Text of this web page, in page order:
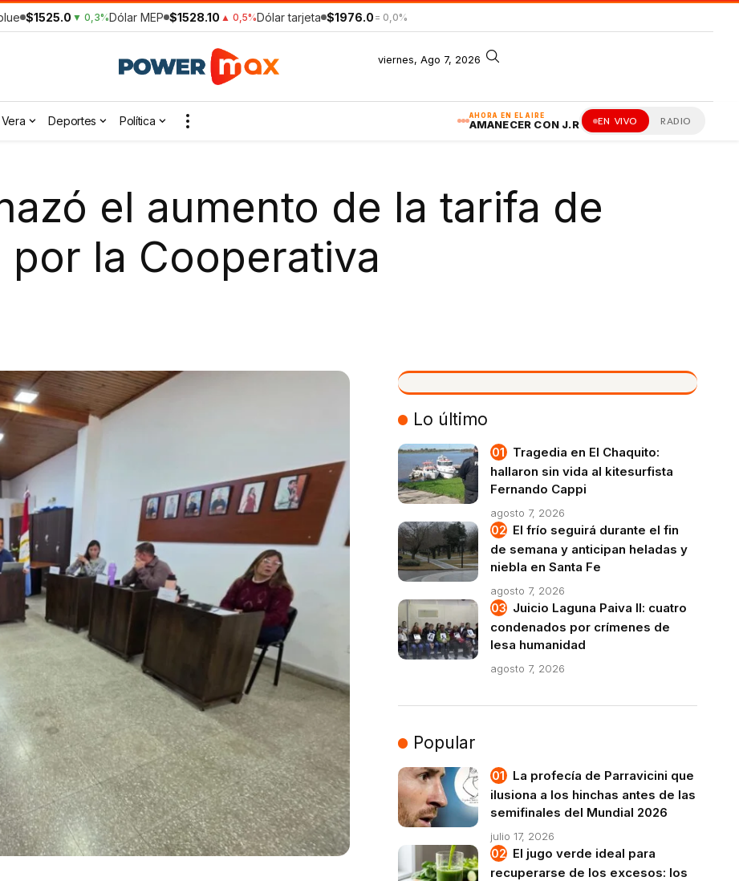
$1525.0 ▼ 0,3%Dólar MEP $1528.10 ▲ 0,5%Dólar tarjeta $1976.0 = 0,0%
viernes, Ago 7, 2026
AHORA EN EL AIRE
AMANECER CON J.R EN VIVO RADIO
Deportes Política
el aumento de la tarifa de
la Cooperativa
VIVO
Lo último
Tragedia en El Chaquito:
hallaron sin vida al kitesurfista
Fernando Cappi
agosto 7, 2026
El frío seguirá durante el fin
de semana y anticipan heladas y
niebla en Santa Fe
agosto 7, 2026
Juicio Laguna Paiva II: cuatro
condenados por crímenes de
lesa humanidad
agosto 7, 2026
Popular
La profecía de Parravicini que
ilusiona a los hinchas antes de las
semifinales del Mundial 2026
julio 17, 2026
El jugo verde ideal para
recuperarse de los excesos: los